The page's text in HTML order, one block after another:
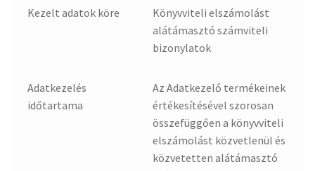
Kezelt adatok köre
Könyvviteli elszámolást
alátámasztó számviteli
bizonylatok
Adatkezelés
időtartama
Az Adatkezelő termékeinek
értékesítésével szorosan
összefüggően a könyvviteli
elszámolást közvetlenül és
közvetetten alátámasztó